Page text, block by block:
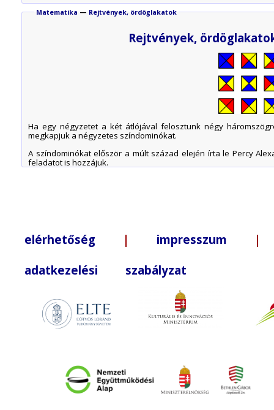
Matematika — Rejtvények, ördöglakatok
Rejtvények,
Ha egy négyzetet a két átlójával felosztunk négy
megkapjuk a négyzetes színdominókat.
A színdominókat először a múlt század elején írta le Percy
feladatot is hozzájuk.
elérhetőség | impresszum |
adatkezelési szabályzat